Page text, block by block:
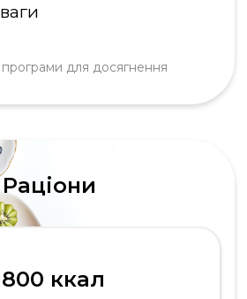
для досягнення
Раціони
ккал